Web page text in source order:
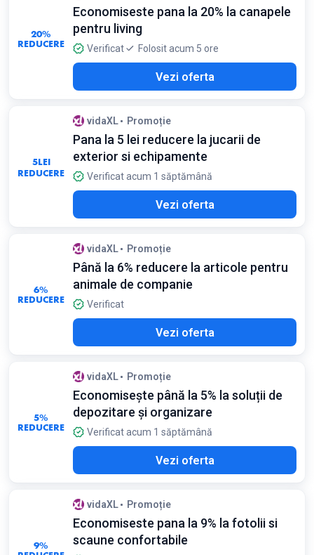
20%
REDUCERE
Economiseste pana la 20% la canapele
pentru living
Verificat Folosit acum 5 ore
Vezi oferta
5LEI
REDUCERE
vidaXL Promoție
Pana la 5 lei reducere la jucarii de
exterior si echipamente
Verificat acum 1 săptămână
Vezi oferta
6%
REDUCERE
vidaXL Promoție
Până la 6% reducere la articole pentru
animale de companie
Verificat
Vezi oferta
5%
REDUCERE
vidaXL Promoție
Economisește până la 5% la soluții de
depozitare și organizare
Verificat acum 1 săptămână
Vezi oferta
9%
vidaXL Promoție
Economiseste pana la 9% la fotolii si
scaune confortabile